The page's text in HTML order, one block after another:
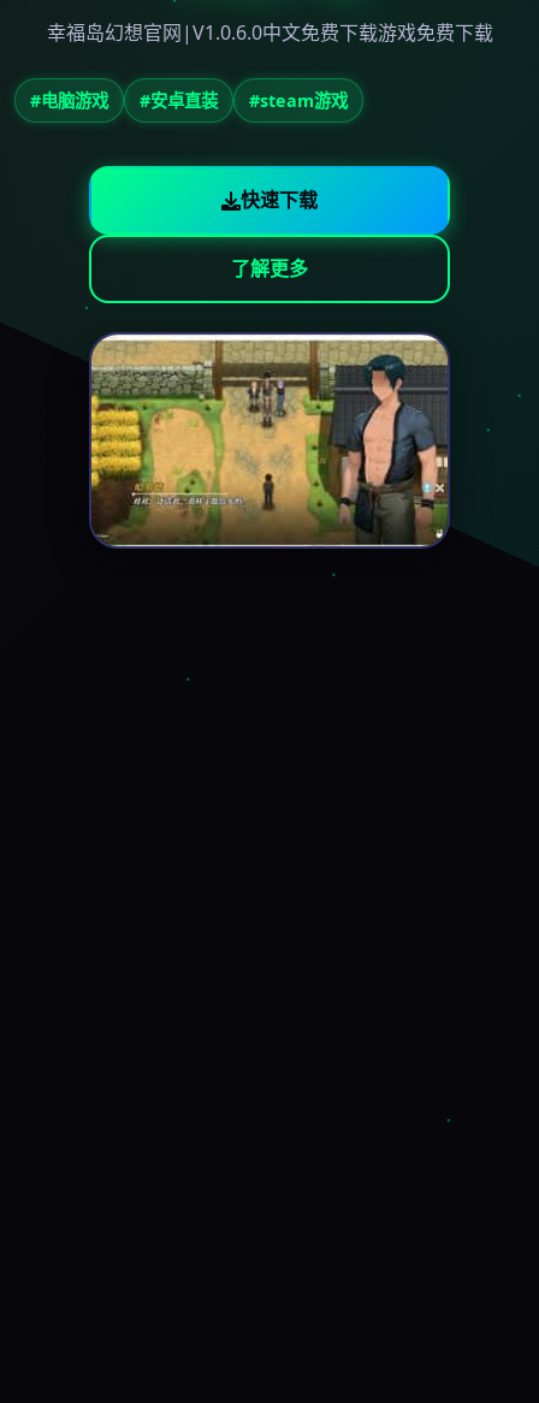
幸福岛幻想官网|V1.0.6.0中文免费下载游戏免费下载
#电脑游戏 #安卓直装 #steam游戏
快速下载
了解更多